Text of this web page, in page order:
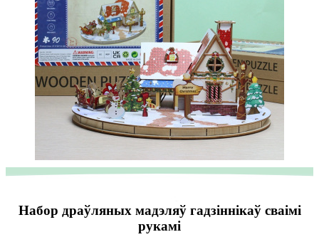
Набор драўляных мадэляў гадзіннікаў сваімі
рукамі